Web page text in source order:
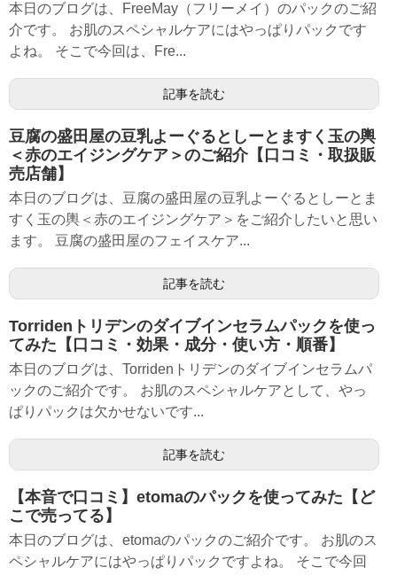
本日のブログは、FreeMay（フリーメイ）のパックのご紹
介です。 お肌のスペシャルケアにはやっぱりパックです
よね。 そこで今回は、Fre...
記事を読む
豆腐の盛田屋の豆乳よーぐるとしーとますく玉の輿
＜赤のエイジングケア＞のご紹介【口コミ・取扱販
売店舗】
本日のブログは、豆腐の盛田屋の豆乳よーぐるとしーとま
すく玉の輿＜赤のエイジングケア＞をご紹介したいと思い
ます。 豆腐の盛田屋のフェイスケア...
記事を読む
Torridenトリデンのダイブインセラムパックを使っ
てみた【口コミ・効果・成分・使い方・順番】
本日のブログは、Torridenトリデンのダイブインセラムパ
ックのご紹介です。 お肌のスペシャルケアとして、やっ
ぱりパックは欠かせないです...
記事を読む
【本音で口コミ】etomaのパックを使ってみた【ど
こで売ってる】
本日のブログは、etomaのパックのご紹介です。 お肌のス
ペシャルケアにはやっぱりパックですよね。 そこで今回